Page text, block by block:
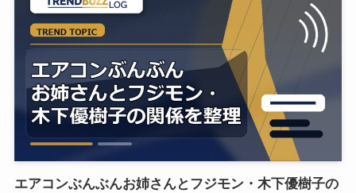
エアコンぶんぶんお姉さんとフジモン・木下優樹子の